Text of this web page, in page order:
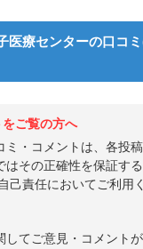
医療センターの口コ
をご覧の方へ
ミ・コメントは、各投
はその正確性を保証す
己責任においてご利用
してご意見・コメント